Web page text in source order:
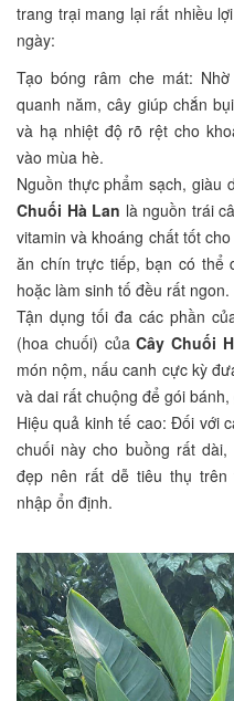
trang trại mang lại rất nhiều
ngày:
Tạo bóng râm che mát:
quanh năm, cây giúp chắn
và hạ nhiệt độ rõ rệt cho
vào mùa hè.
Nguồn thực phẩm sạch, giàu
Chuối Hà Lan là nguồn trái
vitamin và khoáng chất tốt
ăn chín trực tiếp, bạn có thể
hoặc làm sinh tố đều rất ngon.
Tận dụng tối đa các phần
(hoa chuối) của Cây Chuối
món nộm, nấu canh cực kỳ
và dai rất chuộng để gói
Hiệu quả kinh tế cao: Đối với
chuối này cho buồng rất
đẹp nên rất dễ tiêu thụ trên
nhập ổn định.